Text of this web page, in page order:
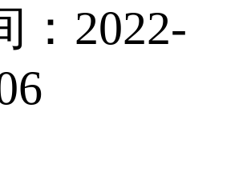
：2022-